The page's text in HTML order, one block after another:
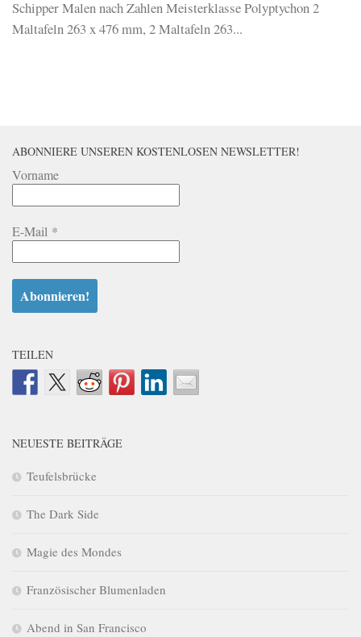
Schipper Malen nach Zahlen Meisterklasse Polyptychon 2
Maltafeln 263 x 476 mm, 2 Maltafeln 263...
ABONNIERE UNSEREN KOSTENLOSEN NEWSLETTER!
Vorname
E-Mail *
TEILEN
NEUESTE BEITRÄGE
Teufelsbrücke
The Dark Side
Magie des Mondes
Französischer Blumenladen
Abend in San Francisco